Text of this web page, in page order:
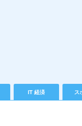
IT 経済 ス